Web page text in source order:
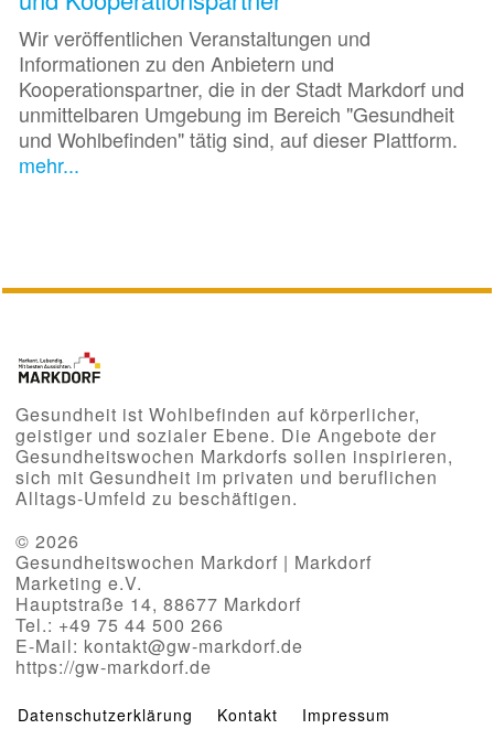
Wir veröffentlichen Veranstaltungen und
Informationen zu den Anbietern und
Kooperationspartner, die in der Stadt Markdorf und
unmittelbaren Umgebung im Bereich "Gesundheit
und Wohlbefinden" tätig sind, auf dieser Plattform.
mehr...
Gesundheit ist Wohlbefinden auf körperlicher,
geistiger und sozialer Ebene. Die Angebote der
Gesundheitswochen Markdorfs sollen inspirieren,
sich mit Gesundheit im privaten und beruflichen
Alltags-Umfeld zu beschäftigen.
© 2026
Gesundheitswochen Markdorf | Markdorf
Marketing e.V.
Hauptstraße 14, 88677 Markdorf
Tel.: +49 75 44 500 266
E-Mail: kontakt@gw-markdorf.de
https://gw-markdorf.de
Datenschutzerklärung Kontakt Impressum